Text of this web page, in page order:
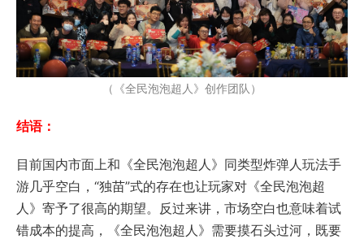
（《全民泡泡超人》创作团队）
结语：
目前国内市面上和《全民泡泡超人》同类型炸弹人玩法手
游几乎空白，“独苗”式的存在也让玩家对《全民泡泡超
人》寄予了很高的期望。反过来讲，市场空白也意味着试
错成本的提高，《全民泡泡超人》需要摸石头过河，既要